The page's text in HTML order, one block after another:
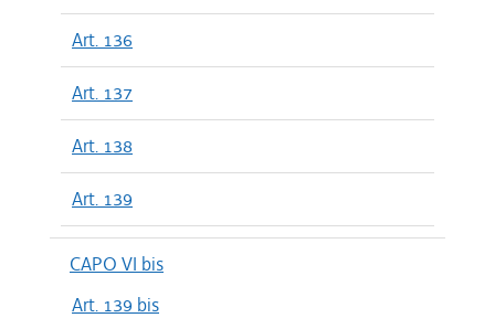
Art. 136
Art. 137
Art. 138
Art. 139
CAPO VI bis
Art. 139 bis